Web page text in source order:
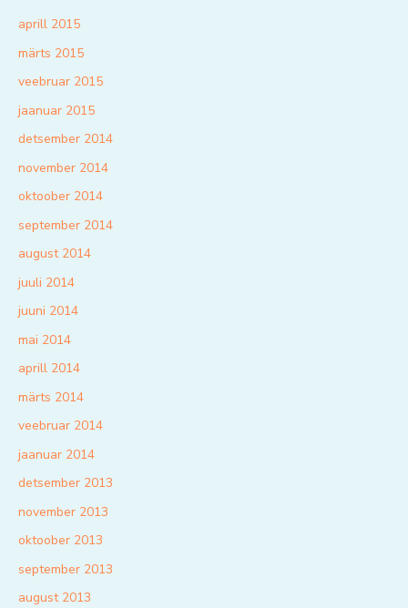
aprill 2015
märts 2015
veebruar 2015
jaanuar 2015
detsember 2014
november 2014
oktoober 2014
september 2014
august 2014
juuli 2014
juuni 2014
mai 2014
aprill 2014
märts 2014
veebruar 2014
jaanuar 2014
detsember 2013
november 2013
oktoober 2013
september 2013
august 2013